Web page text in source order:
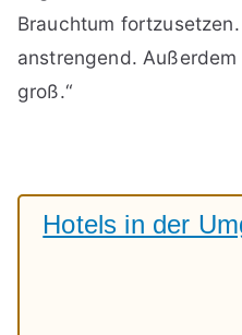
Brauchtum
anstrengend.
groß.“
Hotels in der